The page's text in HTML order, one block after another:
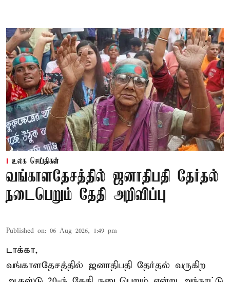
உலக செய்திகள்
வங்காளதேசத்தில் ஜனாதிபதி தேர்தல்
நடைபெறும் தேதி அறிவிப்பு
Published on: 06 Aug 2026, 1:49 pm
டாக்கா,
வங்காளதேசத்தில் ஜனாதிபதி தேர்தல் வருகிற